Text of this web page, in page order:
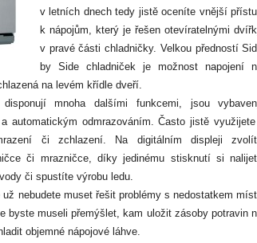
v letních dnech tedy jistě oceníte vnější
k nápojům, který je řešen otevíratelnými
v pravé části chladničky. Velkou předností
by Side chladniček je možnost napojení
na levém křídle dveří.
mnoha dalšími funkcemi, jsou
automatickým odmrazováním. Často jistě
či zchlazení. Na digitálním displeji
či mrazničce, díky jedinému stisknutí si
či spustíte výrobu ledu.
nebudete muset řešit problémy s nedostatkem
byste museli přemýšlet, kam uložit zásoby potravin
objemné nápojové láhve.